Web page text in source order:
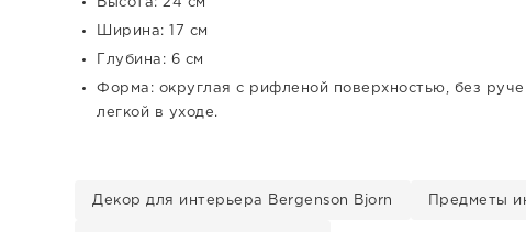
Высота: 24 см
Ширина: 17 см
Глубина: 6 см
Форма: округлая с рифленой поверхностью, без
легкой в уходе.
Декор для интерьера Bergenson Bjorn Предметы